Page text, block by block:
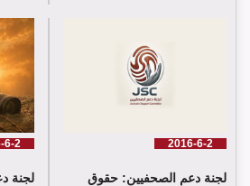
اللجنة كلمة باسم جمعية البراعم للعمل
2016-6-2
لجنة دعم الصحفيين: حقوق
6-2
لجنة